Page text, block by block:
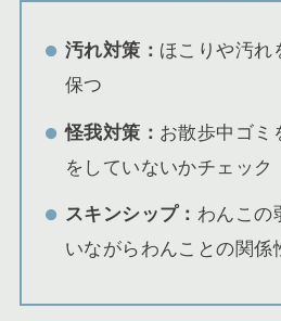
汚れ対策： ほこりや汚れ
保つ
怪我対策： お散歩中ゴミ
をしていないかチェック
スキンシップ： わんこの
いながらわんことの関係